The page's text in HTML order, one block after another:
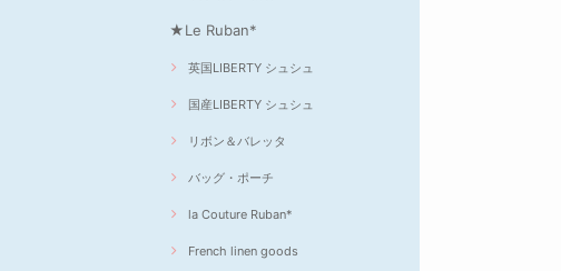
★Le Ruban*
英国LIBERTY シュシュ
国産LIBERTY シュシュ
リボン＆バレッタ
バッグ・ポーチ
la Couture Ruban*
French linen goods